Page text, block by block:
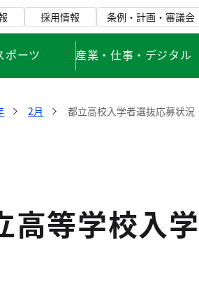
採用情報 条例・計画・審議会
ポーツ 産業・仕事・デジタル
2月 都立高校入学者選抜応募状況
高等学校入